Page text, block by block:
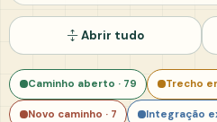
Abrir tudo
Caminho aberto · 79 Trecho
Novo caminho · 7 Integração